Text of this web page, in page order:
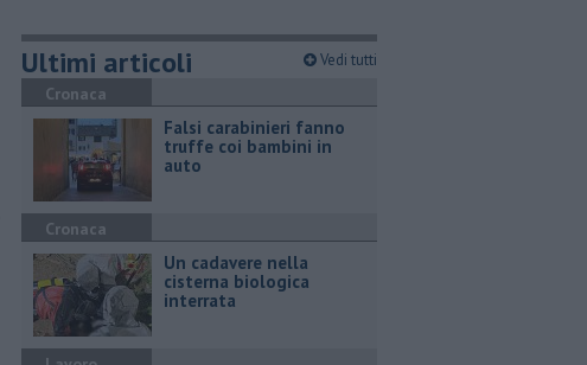
Ultimi articoli Vedi tutti
Cronaca
Falsi carabinieri fanno
truffe coi bambini in
auto
Cronaca
Un cadavere nella
cisterna biologica
interrata